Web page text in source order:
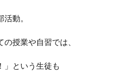
動。
授業や自習では、
」という生徒も